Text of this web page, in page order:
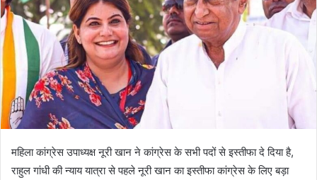
महिला कांग्रेस उपाध्यक्ष नूरी खान ने कांग्रेस के सभी पदों से इस्तीफा दे दिया है,
राहुल गांधी की न्याय यात्रा से पहले नूरी खान का इस्तीफा कांग्रेस के लिए बड़ा